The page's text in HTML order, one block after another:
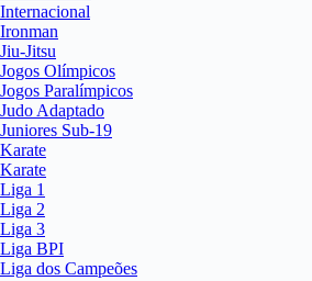
Internacional
Ironman
Jiu-Jitsu
Jogos Olímpicos
Jogos Paralímpicos
Judo Adaptado
Juniores Sub-19
Karate
Karate
Liga 1
Liga 2
Liga 3
Liga BPI
Liga dos Campeões